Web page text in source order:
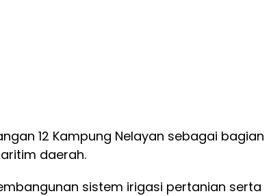
12 Kampung Nelayan sebagai bagian
daerah.
sistem irigasi pertanian serta